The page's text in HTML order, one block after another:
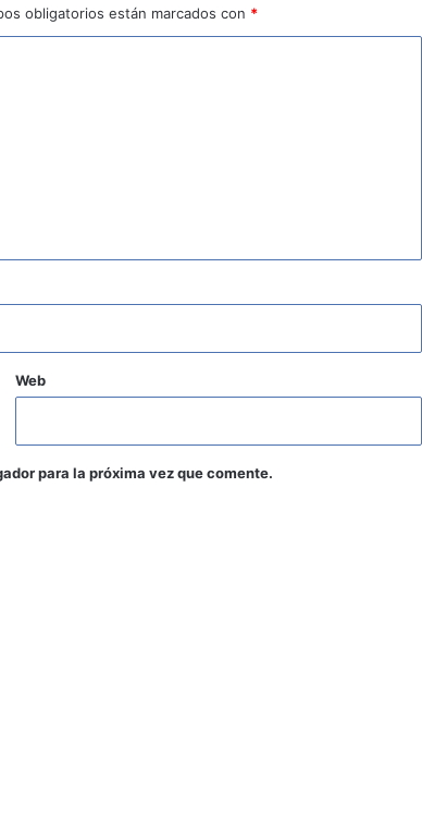
obligatorios están marcados con *
Web
para la próxima vez que comente.